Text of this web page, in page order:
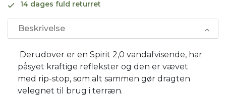
14 dages fuld returret
Beskrivelse
Derudover er en Spirit 2,0 vandafvisende, har
påsyet kraftige reflekster og den er vævet
med rip-stop, som alt sammen gør dragten
velegnet til brug i terræn.